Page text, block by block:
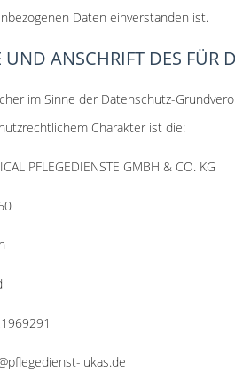
Daten einverstanden ist.
ANSCHRIFT DES FÜR
im Sinne der Datenschutz-
Charakter ist die:
PFLEGEDIENSTE GMBH & CO. KG
lukas.de